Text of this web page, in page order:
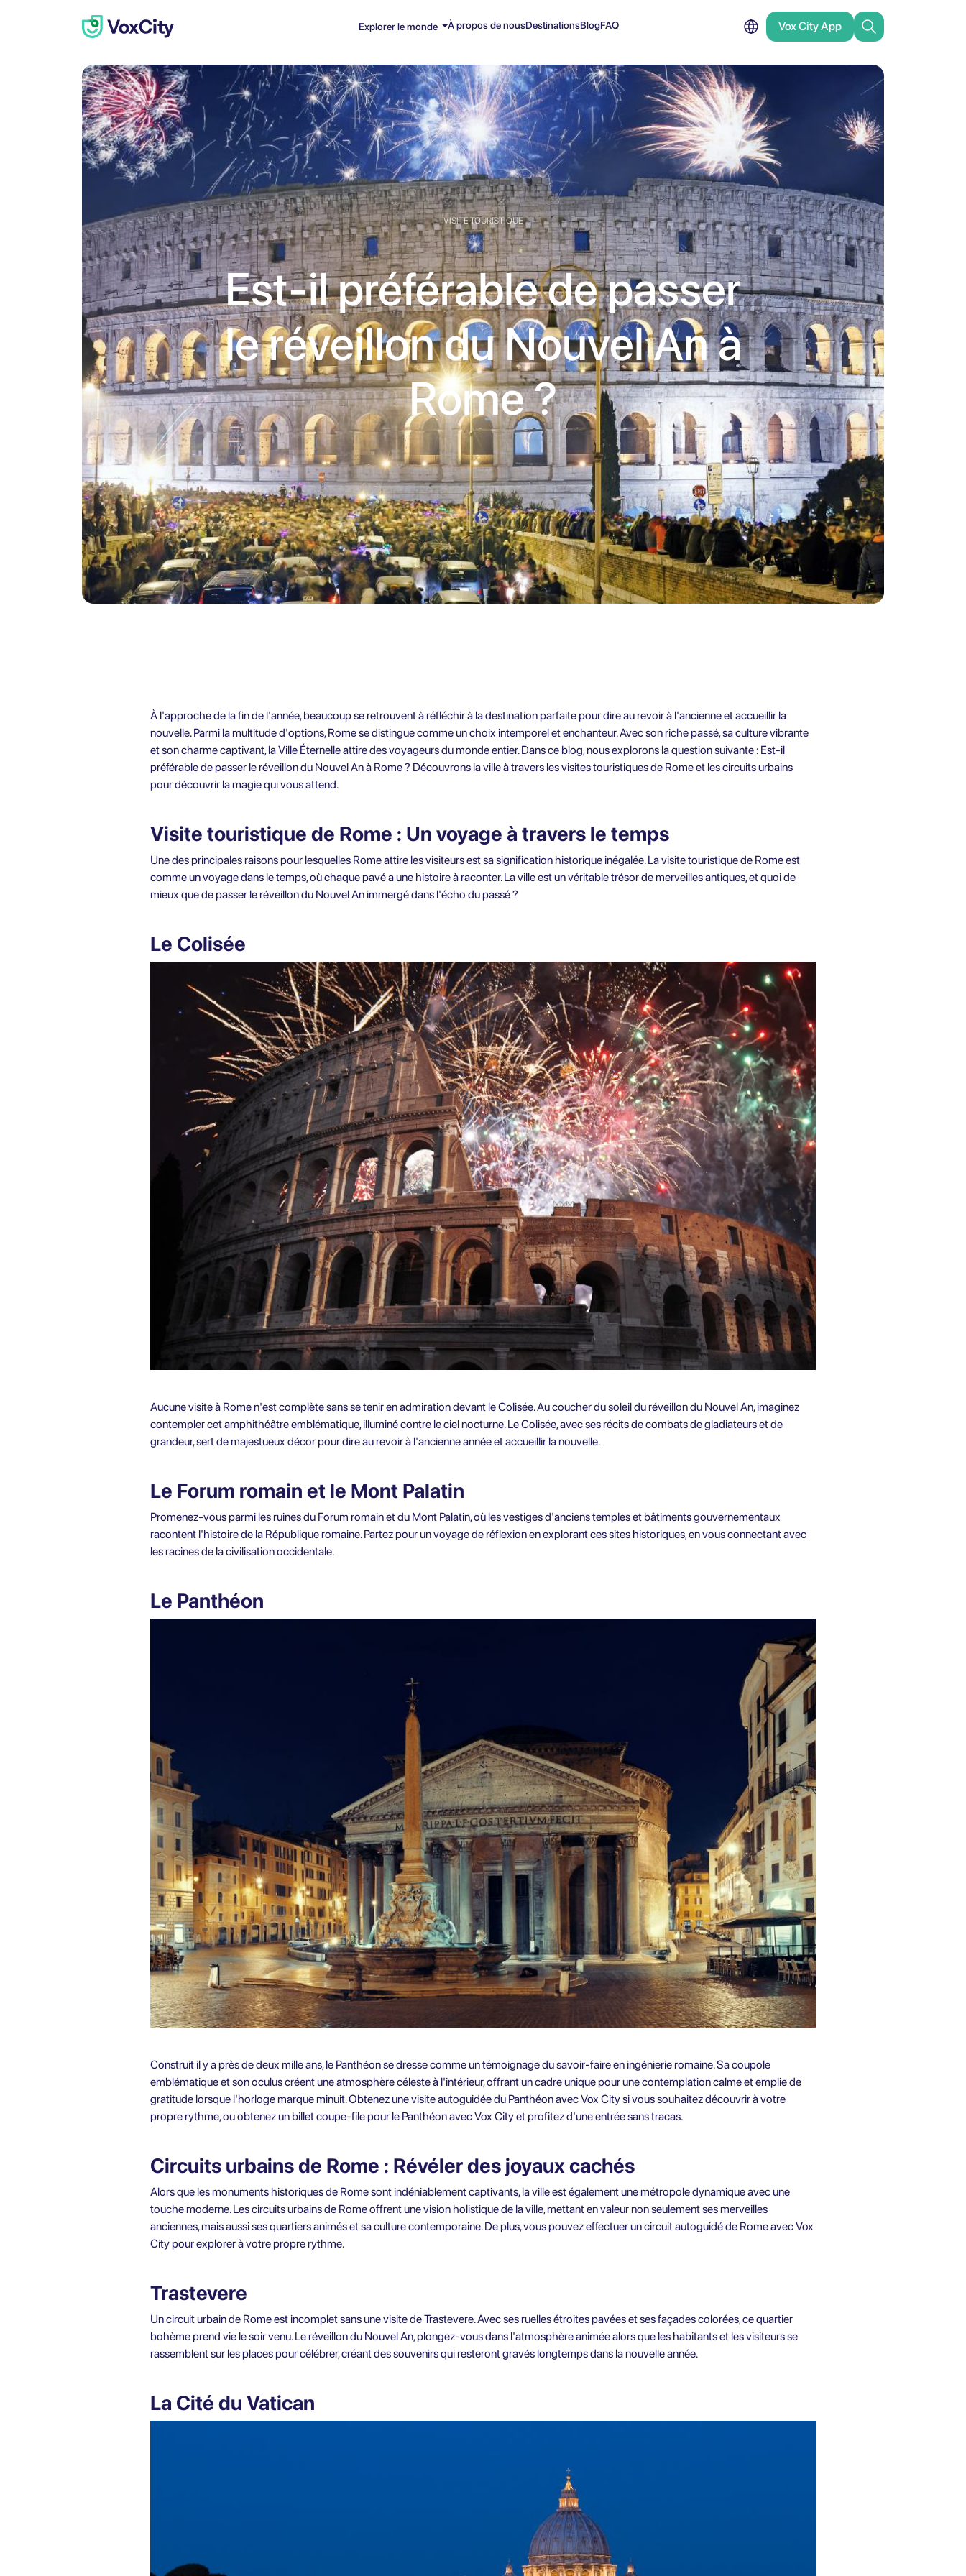
Explorer le monde À propos de nousDestinationsBlogFAQ Vox City App
VISITE TOURISTIQUE
Est-il préférable de passer
le réveillon du Nouvel An à
Rome ?
À l'approche de la fin de l'année, beaucoup se retrouvent à réfléchir à la destination parfaite pour dire au revoir à l'ancienne et accueillir la
nouvelle. Parmi la multitude d'options, Rome se distingue comme un choix intemporel et enchanteur. Avec son riche passé, sa culture vibrante
et son charme captivant, la Ville Éternelle attire des voyageurs du monde entier. Dans ce blog, nous explorons la question suivante : Est-il
préférable de passer le réveillon du Nouvel An à Rome ? Découvrons la ville à travers les visites touristiques de Rome et les circuits urbains
pour découvrir la magie qui vous attend.
Visite touristique de Rome : Un voyage à travers le temps
Une des principales raisons pour lesquelles Rome attire les visiteurs est sa signification historique inégalée. La visite touristique de Rome est
comme un voyage dans le temps, où chaque pavé a une histoire à raconter. La ville est un véritable trésor de merveilles antiques, et quoi de
mieux que de passer le réveillon du Nouvel An immergé dans l'écho du passé ?
Le Colisée
Aucune visite à Rome n'est complète sans se tenir en admiration devant le Colisée. Au coucher du soleil du réveillon du Nouvel An, imaginez
contempler cet amphithéâtre emblématique, illuminé contre le ciel nocturne. Le Colisée, avec ses récits de combats de gladiateurs et de
grandeur, sert de majestueux décor pour dire au revoir à l'ancienne année et accueillir la nouvelle.
Le Forum romain et le Mont Palatin
Promenez-vous parmi les ruines du Forum romain et du Mont Palatin, où les vestiges d'anciens temples et bâtiments gouvernementaux
racontent l'histoire de la République romaine. Partez pour un voyage de réflexion en explorant ces sites historiques, en vous connectant avec
les racines de la civilisation occidentale.
Le Panthéon
Construit il y a près de deux mille ans, le Panthéon se dresse comme un témoignage du savoir-faire en ingénierie romaine. Sa coupole
emblématique et son oculus créent une atmosphère céleste à l'intérieur, offrant un cadre unique pour une contemplation calme et emplie de
gratitude lorsque l'horloge marque minuit. Obtenez une visite autoguidée du Panthéon avec Vox City si vous souhaitez découvrir à votre
propre rythme, ou obtenez un billet coupe-file pour le Panthéonavec Vox City et profitez d'une entrée sans tracas.
Circuits urbains de Rome : Révéler des joyaux cachés
Alors que les monuments historiques de Rome sont indéniablement captivants, la ville est également une métropole dynamique avec une
touche moderne. Les circuits urbains de Rome offrent une vision holistique de la ville, mettant en valeur non seulement ses merveilles
anciennes, mais aussi ses quartiers animés et sa culture contemporaine. De plus, vous pouvez effectuer uncircuit autoguidé de Romeavec Vox
City pour explorer à votre propre rythme.
Trastevere
Un circuit urbain de Rome est incomplet sans une visite de Trastevere. Avec ses ruelles étroites pavées et ses façades colorées, ce quartier
bohème prend vie le soir venu. Le réveillon du Nouvel An, plongez-vous dans l'atmosphère animée alors que les habitants et les visiteurs se
rassemblent sur les places pour célébrer, créant des souvenirs qui resteront gravés longtemps dans la nouvelle année.
La Cité du Vatican